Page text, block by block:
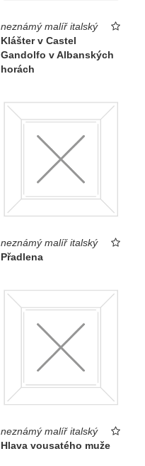
neznámý malíř italský
Klášter v Castel
Gandolfo v Albanských
horách
neznámý malíř italský
Přadlena
neznámý malíř italský
Hlava vousatého muže